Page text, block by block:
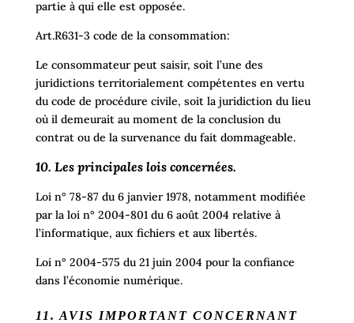
partie à qui elle est opposée.
Art.R631-3 code de la consommation:
Le consommateur peut saisir, soit l’une des
juridictions territorialement compétentes en vertu
du code de procédure civile, soit la juridiction du lieu
où il demeurait au moment de la conclusion du
contrat ou de la survenance du fait dommageable.
10. Les principales lois concernées.
Loi n° 78-87 du 6 janvier 1978, notamment modifiée
par la loi n° 2004-801 du 6 août 2004 relative à
l’informatique, aux fichiers et aux libertés.
Loi n° 2004-575 du 21 juin 2004 pour la confiance
dans l’économie numérique.
11. AVIS IMPORTANT CONCERNANT